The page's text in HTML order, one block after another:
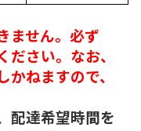
ません。必ず
ださい。なお、
ねますので、
配達希望時間を